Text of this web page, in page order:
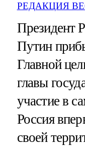
РЕДАКЦИЯ
Президент
Путин
Главной
главы
участие в
Россия
своей